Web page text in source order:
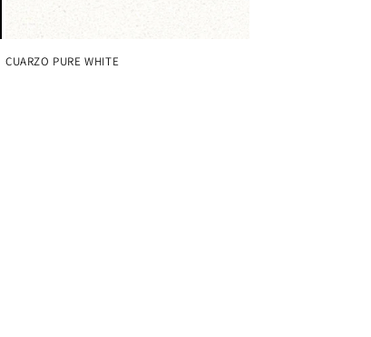
CUARZO PURE WHITE